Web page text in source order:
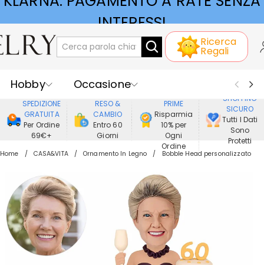
KLARNA: PAGAMENTO A RATE SENZA
INTERESSI
Ricerca
Regali
Hobby
Occasione
Ricevente
Best Seller
Nuovi
Gioielli
Casa&Vita
Abbigliamento
SPEDIZIONE
GRATUITA
Per Ordine
69€+
RESO &
CAMBIO
Entro 60
Giorni
PRIME
Risparmia
10% per
Ogni
Ordine
SHOPPING
SICURO
Tutti I Dati
Sono
Protetti
Home CASA&VITA Ornamento In Legno Bobble Head personalizzato